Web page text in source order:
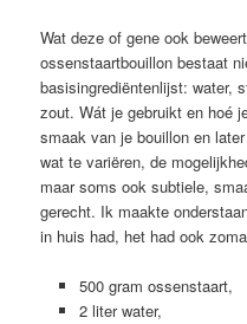
Wat deze of gene ook
ossenstaartbouillon bestaat
basisingrediëntenlijst: water,
zout. Wát je gebruikt en hoé
smaak van je bouillon en
wat te variëren, de
maar soms ook subtiele,
gerecht. Ik maakte
in huis had, het had ook
500 gram ossenstaart,
2 liter water,